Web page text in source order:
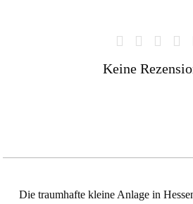
Keine
Die traumhafte kleine Anlage in